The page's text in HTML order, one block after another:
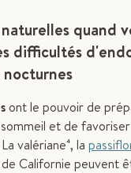
quand
difficultés
nocturnes
ont le pouvoir de
et de
valériane⁴, la
Californie peuvent